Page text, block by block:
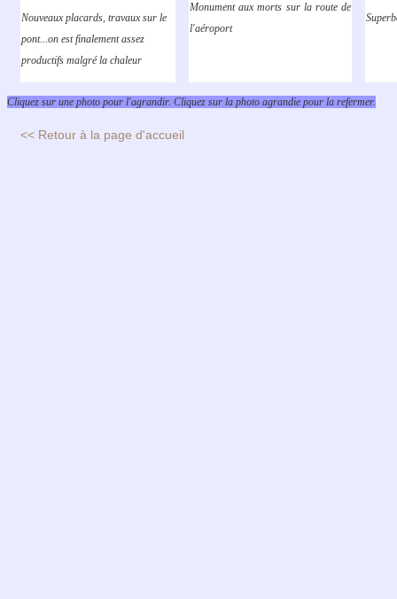
Nouveaux placards, travaux sur le
pont...on est finalement assez
productifs malgré la chaleur
Monument aux morts sur la route de
l'aéroport
Cliquez sur une photo pour l'agrandir. Cliquez sur la photo agrandie pour la refermer.
<< Retour à la page d'accueil